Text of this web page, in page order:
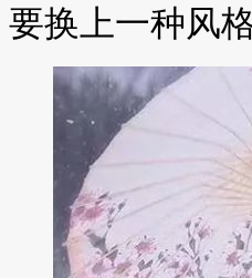
要换上一种风